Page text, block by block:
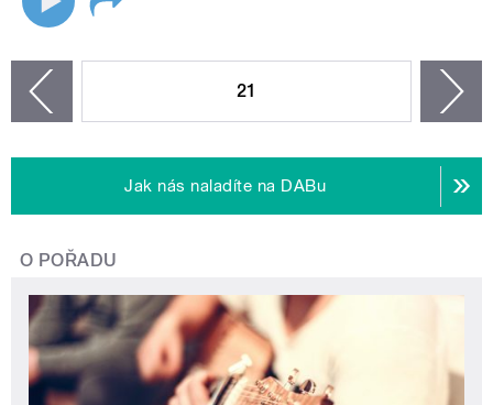
21
Jak nás naladíte na DABu
O POŘADU